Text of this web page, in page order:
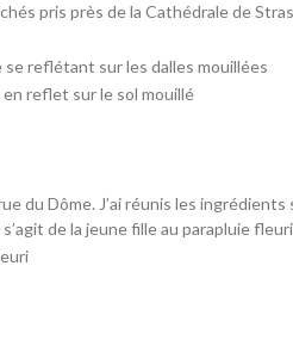
pris près de la Cathédrale de
reflétant sur les dalles mouillées
du Dôme. J’ai réunis les
s’agit de la jeune fille au parapluie